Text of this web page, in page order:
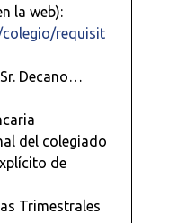
la web):
colegio/requisit
Decano…
del colegiado
de
Trimestrales